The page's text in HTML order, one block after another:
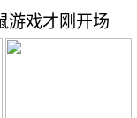
游戏才刚开场